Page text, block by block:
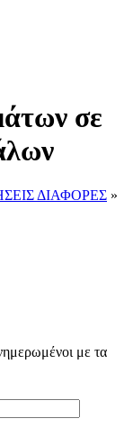
σε
ΔΙΑΦΟΡΕΣ »
με τα